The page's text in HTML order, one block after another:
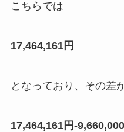
こちらでは
17,464,161円
となっており、その差
17,464,161円-